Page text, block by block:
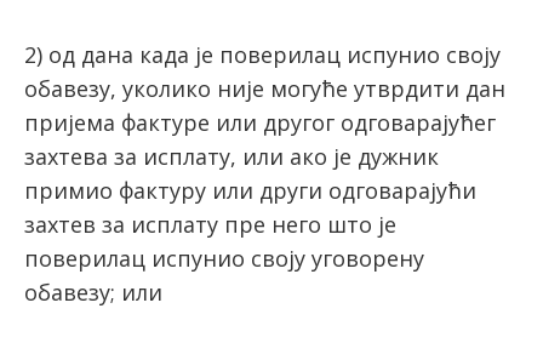
2) од дана када је поверилац испунио своју
обавезу, уколико није могуће утврдити дан
пријема фактуре или другог одговарајућег
захтева за исплату, или ако је дужник
примио фактуру или други одговарајући
захтев за исплату пре него што је
поверилац испунио своју уговорену
обавезу; или